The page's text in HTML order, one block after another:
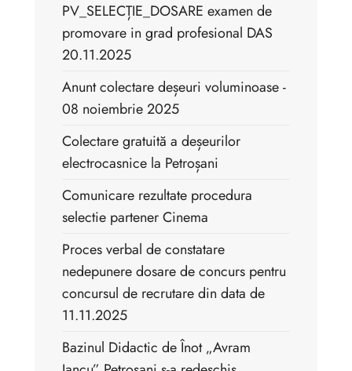
PV_SELECȚIE_DOSARE examen de
promovare in grad profesional DAS
20.11.2025
Anunt colectare deșeuri voluminoase -
08 noiembrie 2025
Colectare gratuită a deșeurilor
electrocasnice la Petroșani
Comunicare rezultate procedura
selectie partener Cinema
Proces verbal de constatare
nedepunere dosare de concurs pentru
concursul de recrutare din data de
11.11.2025
Bazinul Didactic de Înot „Avram